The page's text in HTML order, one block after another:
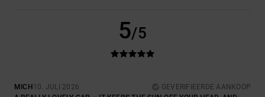
5/5
MICH 10. JULI 2026
GEVERIFIEERDE AANKOOP